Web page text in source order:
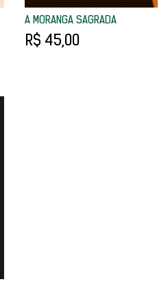
A MORANGA SAGRADA
R$ 45,00